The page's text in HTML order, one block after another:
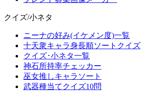
クイズ/小ネタ
ニーナの好み(イケメン度)一覧
十天衆キャラ身長順ソートクイズ
クイズ･小ネタ一覧
神石所持率チェッカー
巫女推しキャラソート
武器種当てクイズ10問